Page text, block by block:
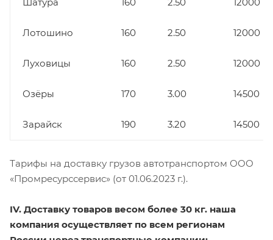
Шатура 160 2.50 12000
Лотошино 160 2.50 12000
Луховицы 160 2.50 12000
Озёры 170 3.00 14500
Зарайск 190 3.20 14500
Тарифы на доставку грузов автотранспортом ООО
«Промресурссервис» (от 01.06.2023 г.).
IV. Доставку товаров весом более 30 кг. наша
компания осуществляет по всем регионам